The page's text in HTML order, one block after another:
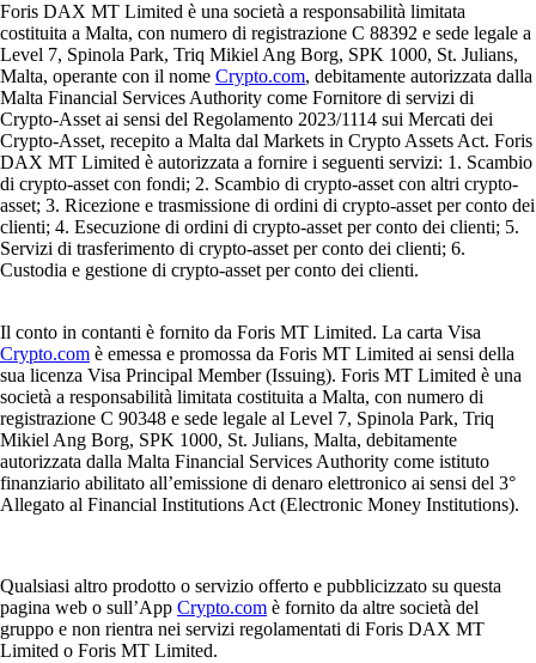
Foris DAX MT Limited è una società a responsabilità limitata
costituita a Malta, con numero di registrazione C 88392 e sede legale a
Level 7, Spinola Park, Triq Mikiel Ang Borg, SPK 1000, St. Julians,
Malta, operante con il nome Crypto.com, debitamente autorizzata dalla
Malta Financial Services Authority come Fornitore di servizi di
Crypto-Asset ai sensi del Regolamento 2023/1114 sui Mercati dei
Crypto-Asset, recepito a Malta dal Markets in Crypto Assets Act. Foris
DAX MT Limited è autorizzata a fornire i seguenti servizi: 1. Scambio
di crypto-asset con fondi; 2. Scambio di crypto-asset con altri crypto-
asset; 3. Ricezione e trasmissione di ordini di crypto-asset per conto dei
clienti; 4. Esecuzione di ordini di crypto-asset per conto dei clienti; 5.
Servizi di trasferimento di crypto-asset per conto dei clienti; 6.
Custodia e gestione di crypto-asset per conto dei clienti.
Il conto in contanti è fornito da Foris MT Limited. La carta Visa
Crypto.com è emessa e promossa da Foris MT Limited ai sensi della
sua licenza Visa Principal Member (Issuing). Foris MT Limited è una
società a responsabilità limitata costituita a Malta, con numero di
registrazione C 90348 e sede legale al Level 7, Spinola Park, Triq
Mikiel Ang Borg, SPK 1000, St. Julians, Malta, debitamente
autorizzata dalla Malta Financial Services Authority come istituto
finanziario abilitato all’emissione di denaro elettronico ai sensi del 3°
Allegato al Financial Institutions Act (Electronic Money Institutions).
Qualsiasi altro prodotto o servizio offerto e pubblicizzato su questa
pagina web o sull’App Crypto.com è fornito da altre società del
gruppo e non rientra nei servizi regolamentati di Foris DAX MT
Limited o Foris MT Limited.